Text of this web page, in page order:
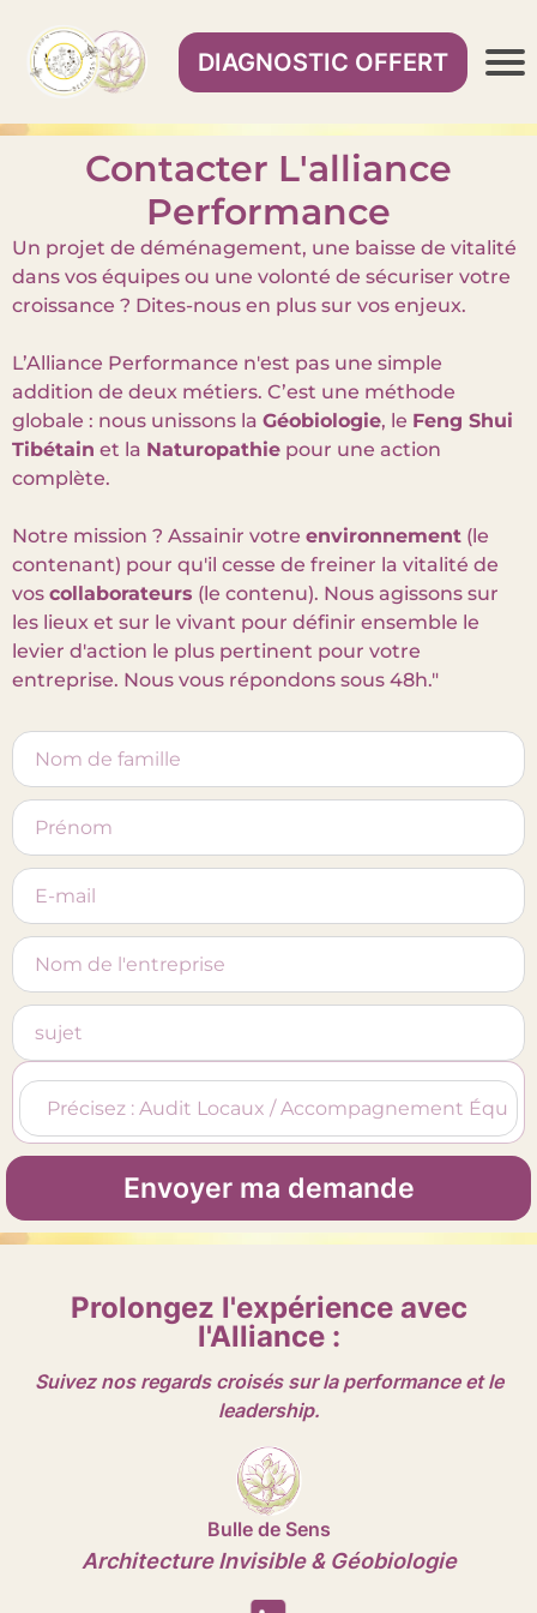
DIAGNOSTIC OFFERT
Contacter L'alliance
Performance
Un projet de déménagement, une baisse de vitalité
dans vos équipes ou une volonté de sécuriser votre
croissance ? Dites-nous en plus sur vos enjeux.
L’Alliance Performance n'est pas une simple
addition de deux métiers. C’est une méthode
globale : nous unissons la Géobiologie, le Feng Shui
Tibétain et la Naturopathie pour une action
complète.
Notre mission ? Assainir votre environnement (le
contenant) pour qu'il cesse de freiner la vitalité de
vos collaborateurs (le contenu). Nous agissons sur
les lieux et sur le vivant pour définir ensemble le
levier d'action le plus pertinent pour votre
entreprise. Nous vous répondons sous 48h."
Envoyer ma demande
Prolongez l'expérience avec
l'Alliance :
Suivez nos regards croisés sur la performance et le
leadership.
Bulle de Sens
Architecture Invisible & Géobiologie